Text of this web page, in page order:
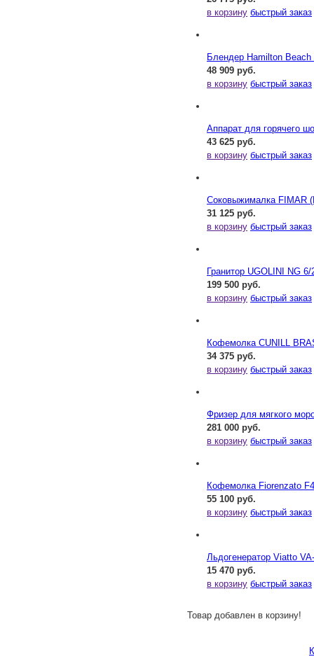
в корзину быстрый заказ
Блендер Hamilton Beach
48 909 руб.
в корзину быстрый заказ
Аппарат для горячего
43 625 руб.
в корзину быстрый заказ
Соковыжималка FIMAR
31 125 руб.
в корзину быстрый заказ
Гранитор UGOLINI NG 6/
199 500 руб.
в корзину быстрый заказ
Кофемолка CUNILL
34 375 руб.
в корзину быстрый заказ
Фризер для мягкого
281 000 руб.
в корзину быстрый заказ
Кофемолка Fiorenzato
55 100 руб.
в корзину быстрый заказ
Льдогенератор Viatto
15 470 руб.
в корзину быстрый заказ
Товар добавлен в корзину!